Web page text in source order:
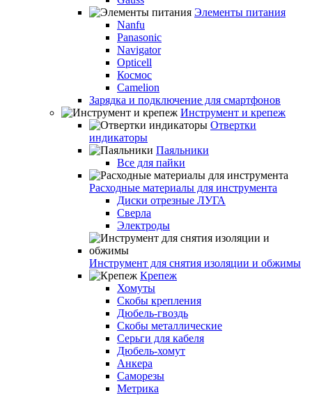
Элементы питания
Nanfu
Panasonic
Navigator
Opticell
Космос
Camelion
Зарядка и подключение для смартфонов
Инструмент и крепеж
Отвертки
индикаторы
Паяльники
Все для пайки
Расходные материалы для инструмента
Диски отрезные ЛУГА
Сверла
Электроды
Инструмент для снятия изоляции и обжимы
Крепеж
Хомуты
Скобы крепления
Дюбель-гвоздь
Скобы металлические
Серьги для кабеля
Дюбель-хомут
Анкера
Саморезы
Метрика